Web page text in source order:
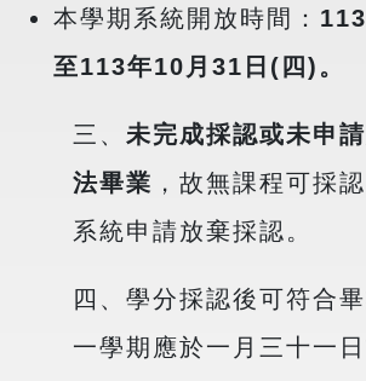
本學期系統開放時間：
至113年10月31日(四) 。
三、 未完成採認或未申
法畢業 ，故無課程可採
系統申請放棄採認。
四、學分採認後可符合
一學期應於一月三十一